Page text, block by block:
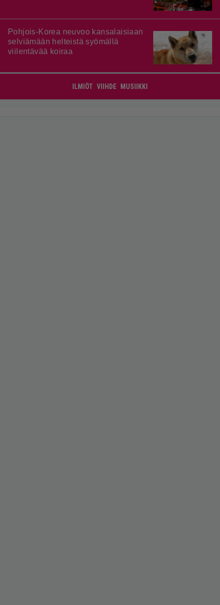
Pohjois-Korea neuvoo kansalaisiaan
selviämään helteistä syömällä
viilentävää koiraa
ILMIÖT VIIHDE MUSIIKKI